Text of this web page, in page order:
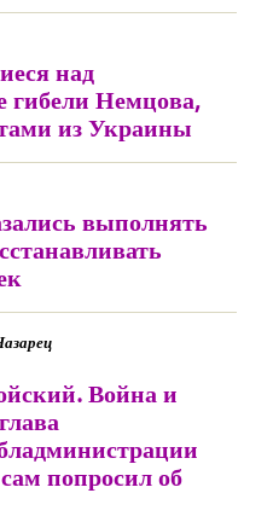
над
гибели Немцова,
из Украины
выполнять
Война и
попросил об